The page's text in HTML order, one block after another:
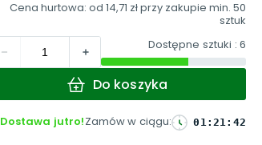
Cena hurtowa: od 14,71 złprzy zakupie min. 50
sztuk
Dostępne sztuki : 6
Do koszyka
Dostawa jutro!Zamów w ciągu: 01: 21: 41